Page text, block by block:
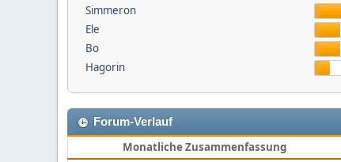
Simmeron
Ele
Bo
Hagorin
Forum-Verlauf
Monatliche Zusammenfassung